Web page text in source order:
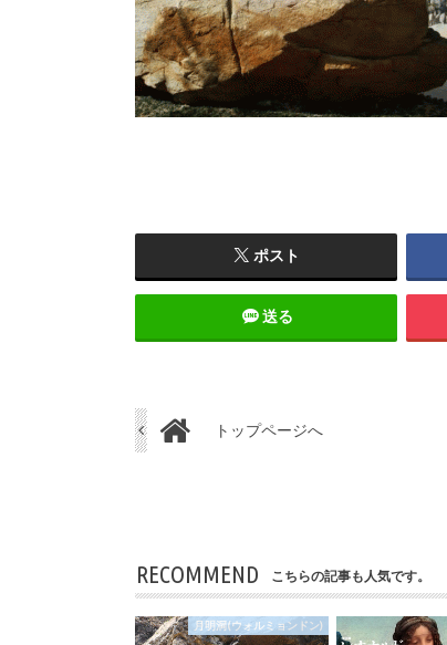
ポスト
送る
トップページへ
RECOMMEND こちらの記事も人気です。
月明洞(ウォルミョンドン)